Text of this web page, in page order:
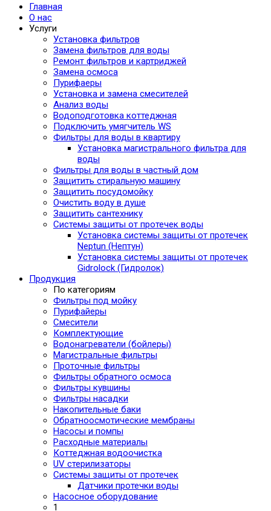
Главная
О нас
Услуги
Установка фильтров
Замена фильтров для воды
Ремонт фильтров и картриджей
Замена осмоса
Пурифаеры
Установка и замена смесителей
Анализ воды
Водоподготовка коттеджная
Подключить умягчитель WS
Фильтры для воды в квартиру
Установка магистрального фильтра для
воды
Фильтры для воды в частный дом
Защитить стиральную машину
Защитить посудомойку
Очистить воду в душе
Защитить сантехнику
Системы защиты от протечек воды
Установка системы защиты от протечек
Neptun (Нептун)
Установка системы защиты от протечек
Gidrolock (Гидролок)
Продукция
По категориям
Фильтры под мойку
Пурифайеры
Смесители
Комплектующие
Водонагреватели (бойлеры)
Магистральные фильтры
Проточные фильтры
Фильтры обратного осмоса
Фильтры кувшины
Фильтры насадки
Накопительные баки
Обратноосмотические мембраны
Насосы и помпы
Расходные материалы
Коттеджная водоочистка
UV стерилизаторы
Системы защиты от протечек
Датчики протечки воды
Насосное оборудование
1